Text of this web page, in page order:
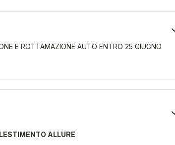
E ROTTAMAZIONE AUTO ENTRO 25 GIUGNO
ALLURE